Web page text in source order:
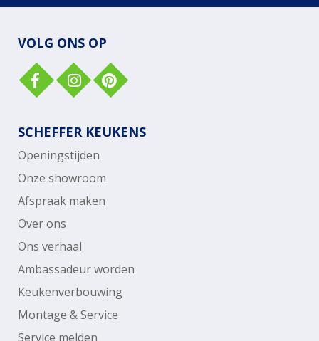
VOLG ONS OP
SCHEFFER KEUKENS
Openingstijden
Onze showroom
Afspraak maken
Over ons
Ons verhaal
Ambassadeur worden
Keukenverbouwing
Montage & Service
Service melden